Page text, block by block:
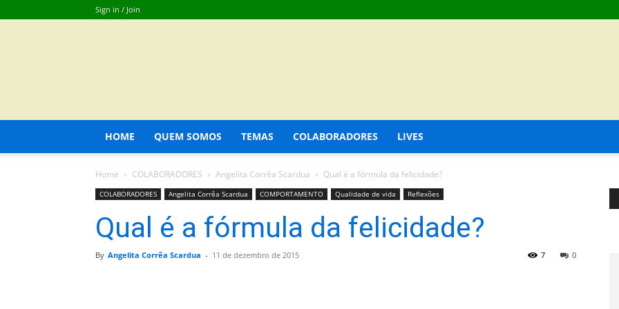
Sign in / Join
HOME QUEM SOMOS TEMAS COLABORADORES LIVES
Home COLABORADORES Angelita Corrêa Scardua Qual é a fórmula da felicidade?
COLABORADORES Angelita Corrêa Scardua COMPORTAMENTO Qualidade de vida Reflexões
Qual é a fórmula da felicidade?
By Angelita Corrêa Scardua - 11 de dezembro de 2015 0
7